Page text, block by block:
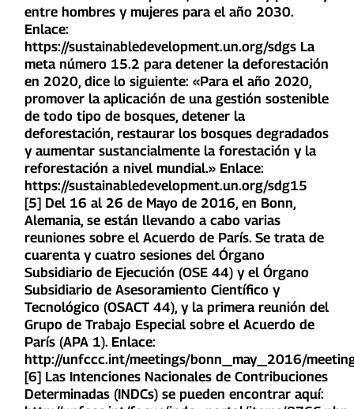
entre hombres y mujeres para el año 2030.
Enlace:
https://sustainabledevelopment.un.org/sdgs La
meta número 15.2 para detener la deforestación
en 2020, dice lo siguiente: «Para el año 2020,
promover la aplicación de una gestión sostenible
de todo tipo de bosques, detener la
deforestación, restaurar los bosques degradados
y aumentar sustancialmente la forestación y la
reforestación a nivel mundial.» Enlace:
https://sustainabledevelopment.un.org/sdg15
[5] Del 16 al 26 de Mayo de 2016, en Bonn,
Alemania, se están llevando a cabo varias
reuniones sobre el Acuerdo de París. Se trata de
cuarenta y cuatro sesiones del Órgano
Subsidiario de Ejecución (OSE 44) y el Órgano
Subsidiario de Asesoramiento Científico y
Tecnológico (OSACT 44), y la primera reunión del
Grupo de Trabajo Especial sobre el Acuerdo de
París (APA 1). Enlace:
http://unfccc.int/meetings/bonn_may_2016/
[6] Las Intenciones Nacionales de Contribuciones
Determinadas (INDCs) se pueden encontrar aquí: